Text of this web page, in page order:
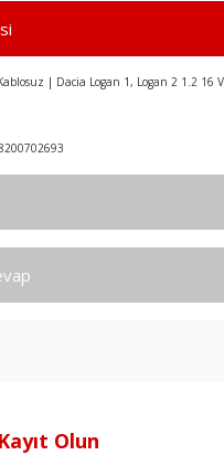
| Dacia Logan 1, Logan 2 1.2 16
Olun